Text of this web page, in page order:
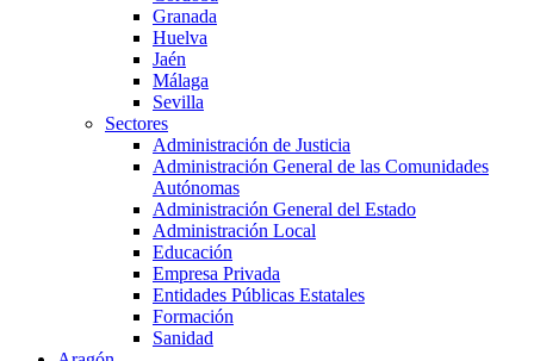
Granada
Huelva
Jaén
Málaga
Sevilla
Sectores
Administración de Justicia
Administración General de las Comunidades
Autónomas
Administración General del Estado
Administración Local
Educación
Empresa Privada
Entidades Públicas Estatales
Formación
Sanidad